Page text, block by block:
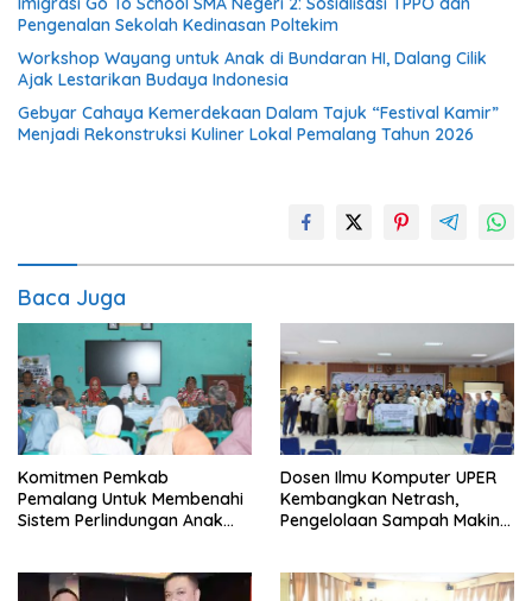
Pengenalan Sekolah Kedinasan Poltekim
Workshop Wayang untuk Anak di Bundaran HI, Dalang Cilik
Ajak Lestarikan Budaya Indonesia
Gebyar Cahaya Kemerdekaan Dalam Tajuk “Festival Kamir”
Menjadi Rekonstruksi Kuliner Lokal Pemalang Tahun 2026
Baca Juga
Komitmen Pemkab
Pemalang Untuk Membenahi
Sistem Perlindungan Anak
Dosen Ilmu Komputer UPER
Kembangkan Netrash,
Pengelolaan Sampah Makin